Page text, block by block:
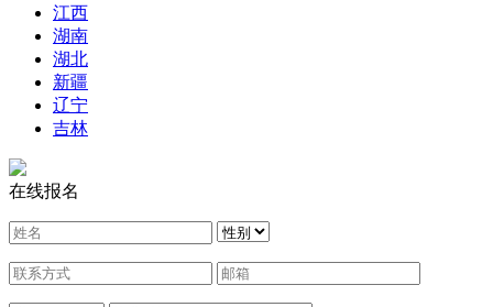
江西
湖南
湖北
新疆
辽宁
吉林
在线报名